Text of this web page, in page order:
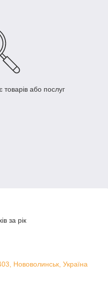
або послуг
за рік
Нововолинськ, Україна